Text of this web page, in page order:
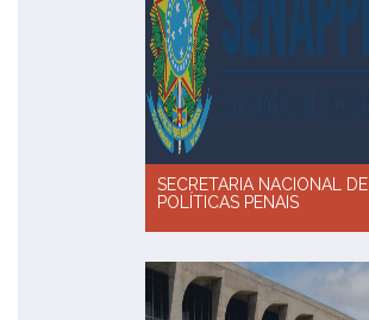
SECRETARIA NACIONAL DE
POLÍTICAS PENAIS